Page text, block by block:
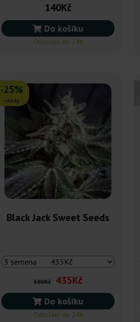
140Kč
Do košíku
Odeslání do 24h
-25%
+dárky
Black Jack Sweet Seeds
580Kč 435Kč
Do košíku
Odeslání do 24h